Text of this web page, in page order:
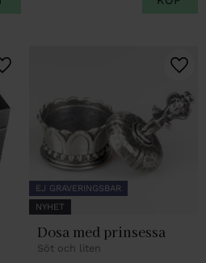
Lägg till i favoriter
EJ GRAVERINGSBAR
NYHET
Dosa med prinsessa
Söt och liten